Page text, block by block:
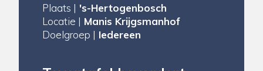
Plaats | 's-Hertogenbosch
Locatie | Manis Krijgsmanhof
Doelgroep | Iedereen